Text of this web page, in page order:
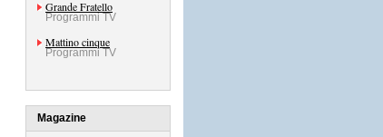
Grande Fratello
Programmi TV
Mattino cinque
Programmi TV
Magazine